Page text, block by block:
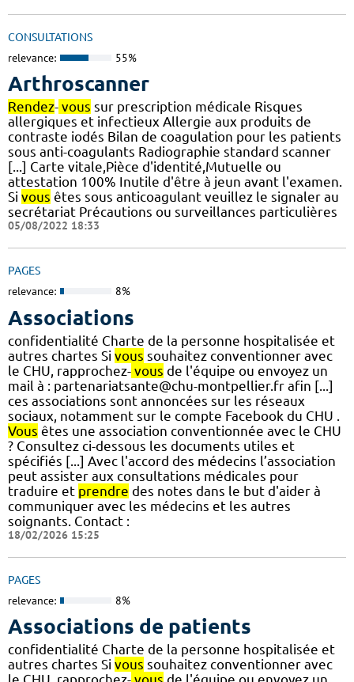
CONSULTATIONS
relevance: 55%
Arthroscanner
Rendez- vous sur prescription médicale Risques
allergiques et infectieux Allergie aux produits de
contraste iodés Bilan de coagulation pour les patients
sous anti-coagulants Radiographie standard scanner
[...] Carte vitale,Pièce d'identité,Mutuelle ou
attestation 100% Inutile d'être à jeun avant l'examen.
Si vous êtes sous anticoagulant veuillez le signaler au
secrétariat Précautions ou surveillances particulières
05/08/2022 18:33
PAGES
relevance: 8%
Associations
confidentialité Charte de la personne hospitalisée et
autres chartes Si vous souhaitez conventionner avec
le CHU, rapprochez- vous de l'équipe ou envoyez un
mail à : partenariatsante@chu-montpellier.fr afin [...]
ces associations sont annoncées sur les réseaux
sociaux, notamment sur le compte Facebook du CHU .
Vous êtes une association conventionnée avec le CHU
? Consultez ci-dessous les documents utiles et
spécifiés [...] Avec l'accord des médecins l’association
peut assister aux consultations médicales pour
traduire et prendre des notes dans le but d'aider à
communiquer avec les médecins et les autres
soignants. Contact :
18/02/2026 15:25
PAGES
relevance: 8%
Associations de patients
confidentialité Charte de la personne hospitalisée et
autres chartes Si vous souhaitez conventionner avec